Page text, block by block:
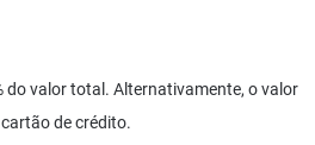
do valor total. Alternativamente, o valor
de crédito.